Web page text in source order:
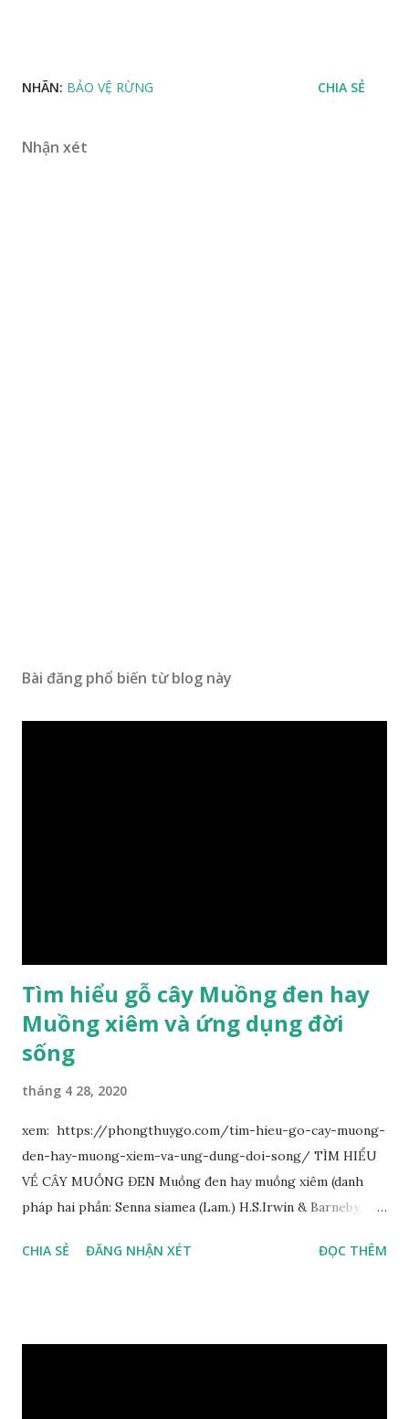
NHÃN: BẢO VỆ RỪNG CHIA SẺ
Nhận xét
Bài đăng phổ biến từ blog này
Tìm hiểu gỗ cây Muồng đen hay
Muồng xiêm và ứng dụng đời
sống
tháng 4 28, 2020
xem: https://phongthuygo.com/tim-hieu-go-cay-muong-
den-hay-muong-xiem-va-ung-dung-doi-song/ TÌM HIỂU
VỀ CÂY MUỒNG ĐEN Muồng đen hay muồng xiêm (danh
pháp hai phần: Senna siamea (Lam.) H.S.Irwin & Barneby,
(Fabaceae). Là cây nguyên sản ở vùng Đông Nam Á. Ở Việt
CHIA SẺ ĐĂNG NHẬN XÉT ĐỌC THÊM